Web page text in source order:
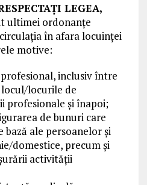
LEGEA,
ultimei ordonanțe
în afara locuinței
motive:
inclusiv între
locurile de
profesionale și înapoi;
de bunuri care
bază ale persoanelor și
domestice, precum și
activității